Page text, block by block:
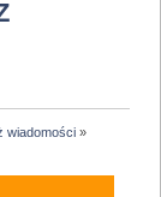
wiadomości»